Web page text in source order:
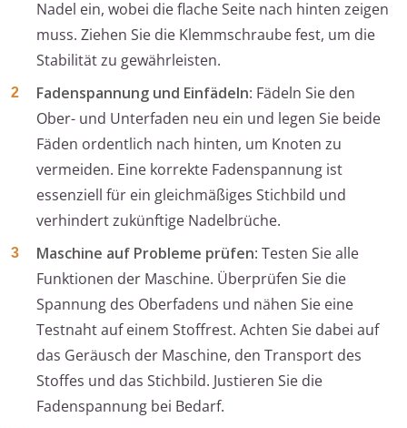
Nadel ein, wobei die flache Seite nach hinten zeigen
muss. Ziehen Sie die Klemmschraube fest, um die
Stabilität zu gewährleisten.
Fadenspannung und Einfädeln: Fädeln Sie den
Ober- und Unterfaden neu ein und legen Sie beide
Fäden ordentlich nach hinten, um Knoten zu
vermeiden. Eine korrekte Fadenspannung ist
essenziell für ein gleichmäßiges Stichbild und
verhindert zukünftige Nadelbrüche.
Maschine auf Probleme prüfen: Testen Sie alle
Funktionen der Maschine. Überprüfen Sie die
Spannung des Oberfadens und nähen Sie eine
Testnaht auf einem Stoffrest. Achten Sie dabei auf
das Geräusch der Maschine, den Transport des
Stoffes und das Stichbild. Justieren Sie die
Fadenspannung bei Bedarf.